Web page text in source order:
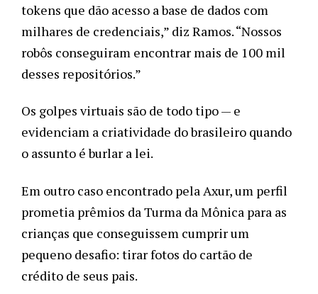
tokens que dão acesso a base de dados com
milhares de credenciais,” diz Ramos. “Nossos
robôs conseguiram encontrar mais de 100 mil
desses repositórios.”
Os golpes virtuais são de todo tipo — e
evidenciam a criatividade do brasileiro quando
o assunto é burlar a lei.
Em outro caso encontrado pela Axur, um perfil
prometia prêmios da Turma da Mônica para as
crianças que conseguissem cumprir um
pequeno desafio: tirar fotos do cartão de
crédito de seus pais.